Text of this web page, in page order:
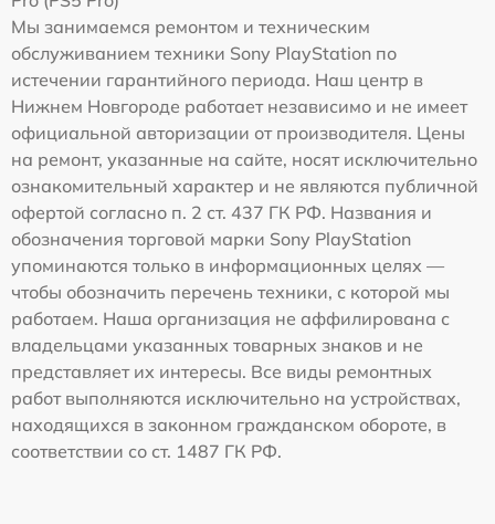
Мы занимаемся ремонтом и техническим
обслуживанием техники Sony PlayStation по
истечении гарантийного периода. Наш центр в
Нижнем Новгороде работает независимо и не имеет
официальной авторизации от производителя. Цены
на ремонт, указанные на сайте, носят исключительно
ознакомительный характер и не являются публичной
офертой согласно п. 2 ст. 437 ГК РФ. Названия и
обозначения торговой марки Sony PlayStation
упоминаются только в информационных целях —
чтобы обозначить перечень техники, с которой мы
работаем. Наша организация не аффилирована с
владельцами указанных товарных знаков и не
представляет их интересы. Все виды ремонтных
работ выполняются исключительно на устройствах,
находящихся в законном гражданском обороте, в
соответствии со ст. 1487 ГК РФ.